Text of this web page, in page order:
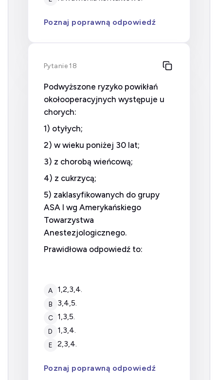
Poznaj poprawną odpowiedź
Pytanie 18
Podwyższone ryzyko powikłań
okołooperacyjnych występuje u
chorych:
1) otyłych;
2) w wieku poniżej 30 lat;
3) z chorobą wieńcową;
4) z cukrzycą;
5) zaklasyfikowanych do grupy
ASA I wg Amerykańskiego
Towarzystwa
Anestezjologicznego.
Prawidłowa odpowiedź to:
A 1,2,3,4.
B 3,4,5.
C 1,3,5.
D 1,3,4.
E 2,3,4.
Poznaj poprawną odpowiedź